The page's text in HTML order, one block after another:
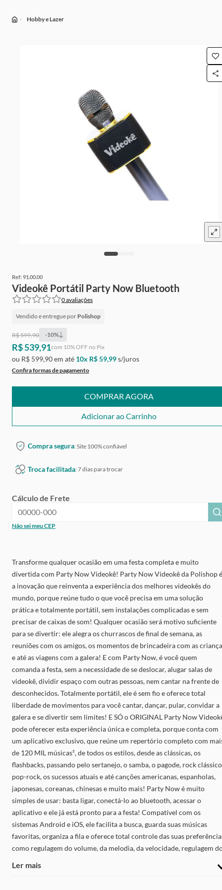
Hobby e Lazer
Ref: 91.00.00
Videokê Portátil Party Now Bluetooth
0avaliações
Vendido e entregue por Polishop
Ganhe Grátis de cashback
R$ 599,90 -10%
R$ 539,91com 10% OFF no Pix
ou R$ 599,90em até 10x R$ 59,99s/juros
Confira formas de pagamento
COMPRAR AGORA
Adicionar ao Carrinho
Compra segura: Site 100% confiável
Troca facilitada: 7 dias para trocar
Cálculo de Frete
Não sei meu CEP
Transforme qualquer ocasião em uma festa completa e muito
divertida com Party Now Videokê! Party Now Videokê da Polishop é
a inovação que reinventa a experiência dos melhores videokês do
mundo, porque reúne tudo o que você precisa em uma solução
prática e totalmente portátil, sem instalações complicadas e sem
precisar de caixas de som! Qualquer ocasião será motivo suficiente
para se divertir: ele alegra os churrascos de final de semana, as
reuniões com os amigos, os momentos de brincadeira com as
e até as viagens com a galera! E com Party Now, é você quem
comanda a festa, sem a necessidade de se deslocar, alugar salas de
videokê, dividir espaço com outras pessoas, nem cantar na frente de
desconhecidos. Totalmente portátil, ele é sem fio e oferece total
liberdade de movimentos para você cantar, dançar, pular, convidar a
galera e se divertir sem limites! E SÓ o ORIGINAL Party Now
pode oferecer esta experiência única e completa, porque conta com
um aplicativo exclusivo, que reúne um repertório completo com
de 120 MIL músicas², de todos os estilos, desde as clássicas, os
flashbacks, passando pelo sertanejo, o samba, o pagode, rock
pop-rock, os sucessos atuais e até canções americanas, espanholas,
japonesas, coreanas, chinesas e muito mais! Party Now é muito
simples de usar: basta ligar, conectá-lo ao bluetooth, acessar o
aplicativo e ele já está pronto para a festa! Compatível com os
sistemas Android e iOS, ele facilita a busca, guarda suas músicas
favoritas, organiza a fila e oferece total controle das suas
como regulagem do volume, da melodia, da velocidade, regulagem
incrível marcação de pontos¹, para você competir com os amigos e
Ler mais